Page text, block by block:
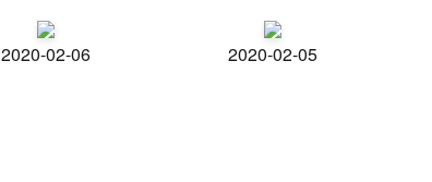
2020-02-06 2020-02-05